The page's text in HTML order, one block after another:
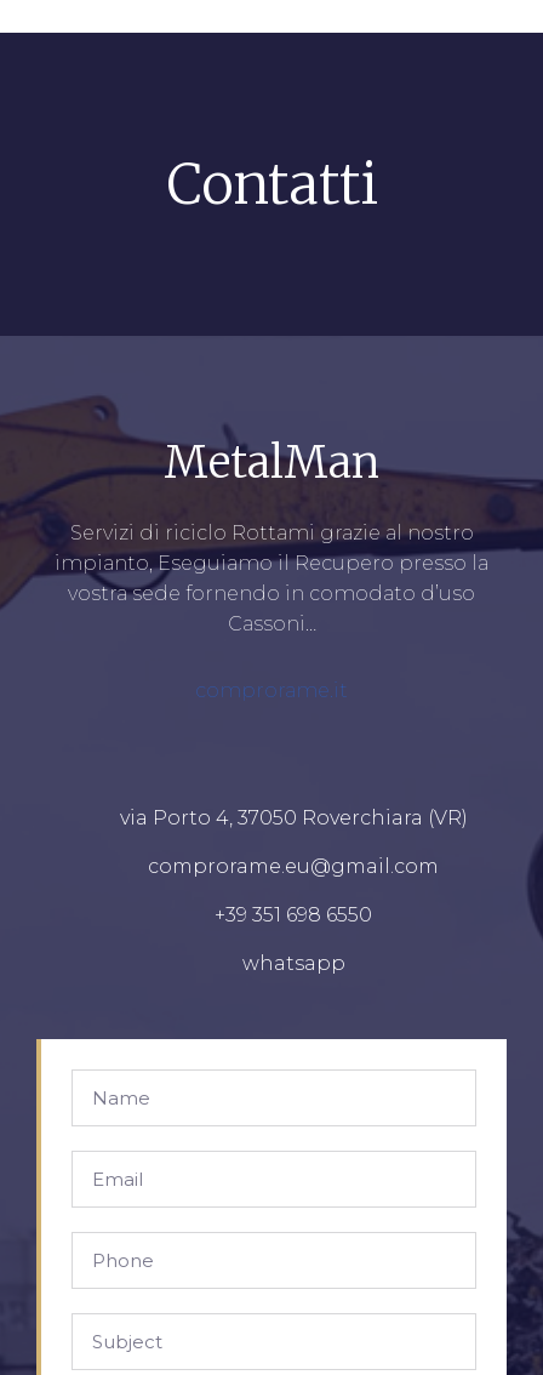
Contatti
MetalMan
Servizi di riciclo Rottami grazie al nostro
impianto, Eseguiamo il Recupero presso la
vostra sede fornendo in comodato d’uso
Cassoni…
comprorame.it
via Porto 4, 37050 Roverchiara (VR)
comprorame.eu@gmail.com
+39 351 698 6550
whatsapp